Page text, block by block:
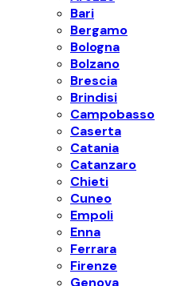
Bari
Bergamo
Bologna
Bolzano
Brescia
Brindisi
Campobasso
Caserta
Catania
Catanzaro
Chieti
Cuneo
Empoli
Enna
Ferrara
Firenze
Genova